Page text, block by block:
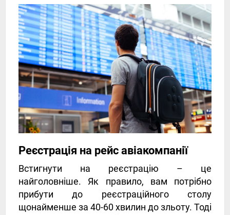
Реєстрація на рейс авіакомпанії
Встигнути на реєстрацію – це
найголовніше. Як правило, вам потрібно
прибути до реєстраційного столу
щонайменше за 40-60 хвилин до зльоту. Тоді